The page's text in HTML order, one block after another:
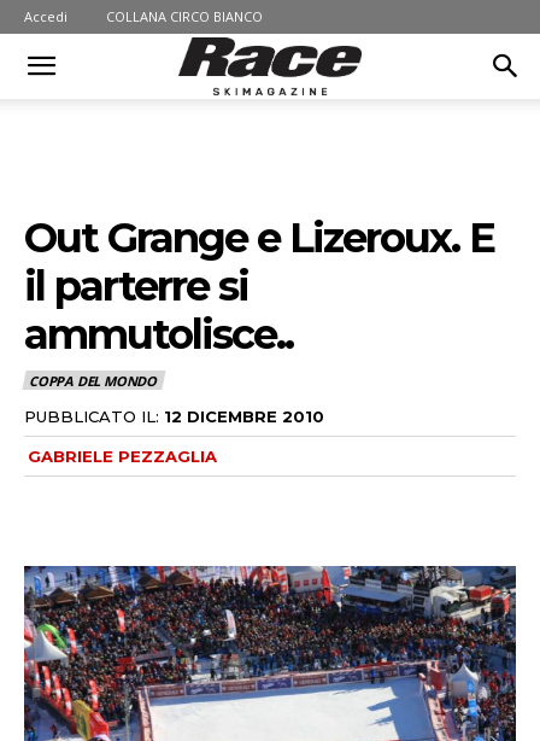
Accedi COLLANA CIRCO BIANCO
Out Grange e Lizeroux. E
il parterre si
ammutolisce..
COPPA DEL MONDO
PUBBLICATO IL: 12 DICEMBRE 2010
GABRIELE PEZZAGLIA